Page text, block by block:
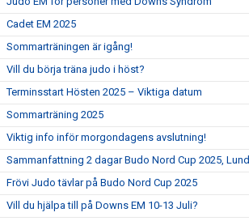
Cadet EM 2025
Sommarträningen är igång!
Vill du börja träna judo i höst?
Terminsstart Hösten 2025 – Viktiga datum
Sommarträning 2025
Viktig info inför morgondagens avslutning!
Sammanfattning 2 dagar Budo Nord Cup 2025, Lund
Frövi Judo tävlar på Budo Nord Cup 2025
Vill du hjälpa till på Downs EM 10-13 Juli?